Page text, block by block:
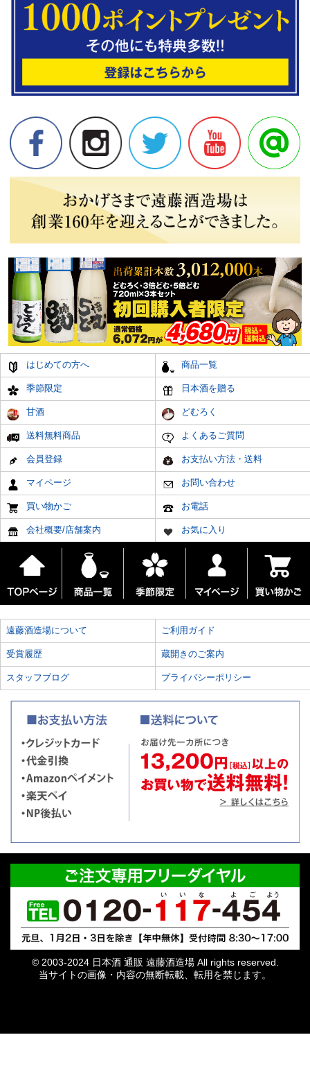
はじめての方へ 商品一覧
季節限定 日本酒を贈る
甘酒 どむろく
送料無料商品 よくあるご質問
会員登録 お支払い方法・送料
マイページ お問い合わせ
買い物かご お電話
会社概要/店舗案内 お気に入り
遠藤酒造場について ご利用ガイド
受賞履歴 蔵開きのご案内
スタッフブログ プライバシーポリシー
© 2003-2024 日本酒 通販 遠藤酒造場 All rights reserved.
当サイトの画像・内容の無断転載、転用を禁じます。